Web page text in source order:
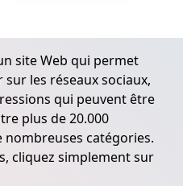
site Web qui permet
les réseaux sociaux,
qui peuvent être
plus de 20.000
nombreuses catégories.
cliquez simplement sur